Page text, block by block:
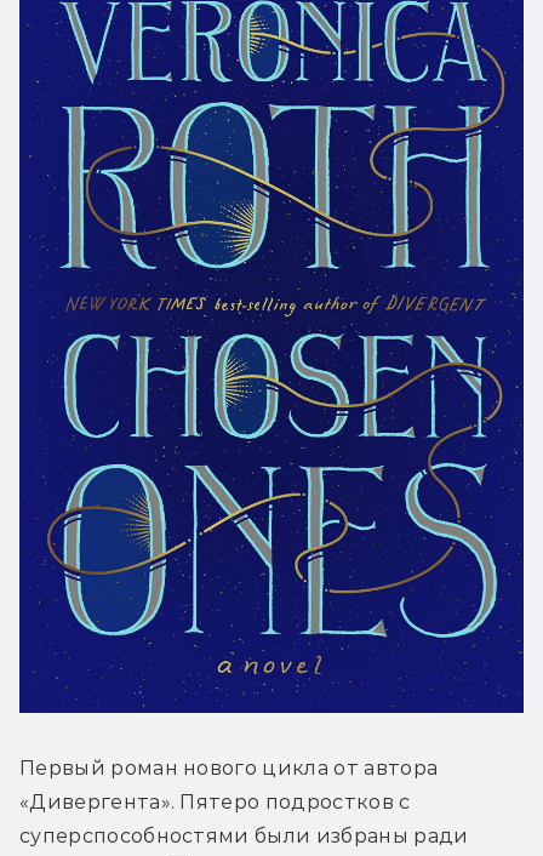
Первый роман нового цикла от автора
«Дивергента». Пятеро подростков с
суперспособностями были избраны ради